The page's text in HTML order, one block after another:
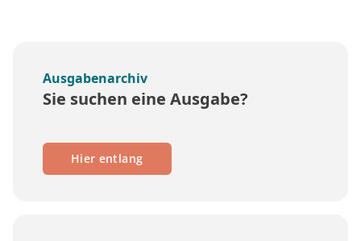
Ausgabenarchiv
Sie suchen eine Ausgabe?
Hier entlang